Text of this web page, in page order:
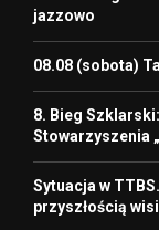
jazzowo
08.08 (sobota)
8. Bieg
Stowarzyszenia
Sytuacja w
przyszłością